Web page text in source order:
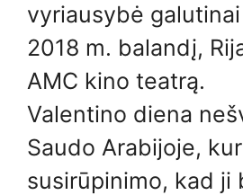
vyriausybė
2018 m. balandį,
AMC kino teatrą.
Valentino diena
Saudo Arabijoje,
susirūpinimo, kad ji